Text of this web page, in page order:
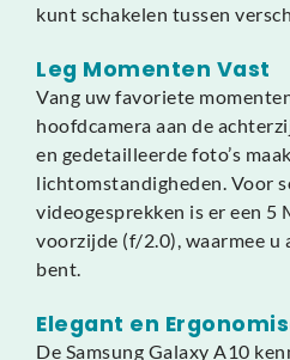
kunt schakelen tussen
Leg Momenten Vast
Vang uw favoriete
hoofdcamera aan de
en gedetailleerde foto’s
lichtomstandigheden. Voor
videogesprekken is er een 5
voorzijde (f/2.0), waarmee u
bent.
Elegant en
De Samsung Galaxy A10